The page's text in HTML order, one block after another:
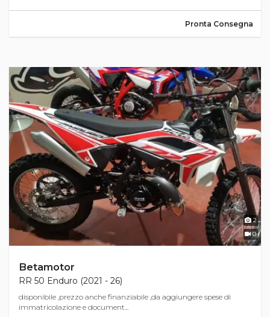
Pronta Consegna
2
0
Betamotor
RR 50 Enduro (2021 - 26)
disponibile ,prezzo anche finanziabile ,da aggiungere spese di
immatricolazione e document...